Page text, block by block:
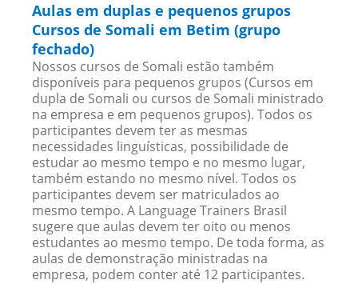
Aulas em duplas e pequenos grupos
Cursos de Somali em Betim (grupo
fechado)
Nossos cursos de Somali estão também
disponíveis para pequenos grupos (Cursos em
dupla de Somali ou cursos de Somali ministrado
na empresa e em pequenos grupos). Todos os
participantes devem ter as mesmas
necessidades linguísticas, possibilidade de
estudar ao mesmo tempo e no mesmo lugar,
também estando no mesmo nível. Todos os
participantes devem ser matriculados ao
mesmo tempo. A Language Trainers Brasil
sugere que aulas devem ter oito ou menos
estudantes ao mesmo tempo. De toda forma, as
aulas de demonstração ministradas na
empresa, podem conter até 12 participantes.